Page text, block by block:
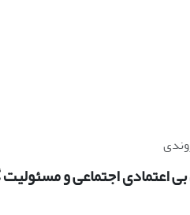
اعتمادی اجتماعی و